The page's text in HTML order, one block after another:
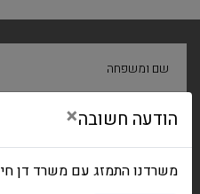
שם ומשפחה
הודעה חשובה×
משרדנו התמזג עם משרד דן חי